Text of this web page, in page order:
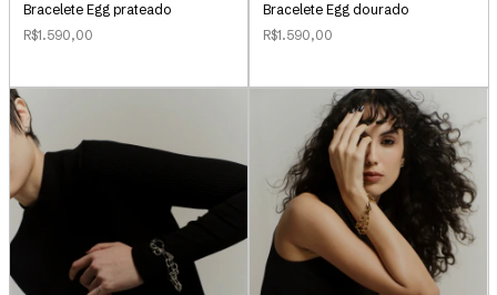
Bracelete Egg prateado
R$1.590,00
Bracelete Egg dourado
R$1.590,00